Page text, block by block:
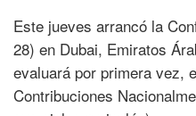
Este jueves arrancó la
28) en Dubai, Emiratos
evaluará por primera vez,
Contribuciones